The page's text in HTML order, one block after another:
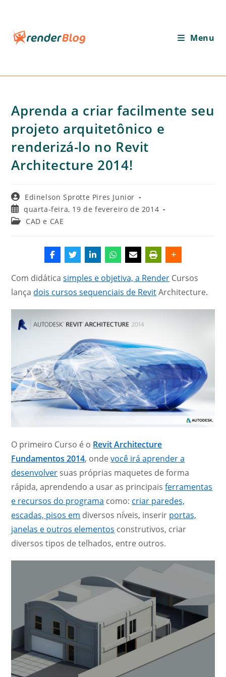
conteúdo
Menu
Aprenda a criar facilmente seu
projeto arquitetônico e
renderizá-lo no Revit
Architecture 2014!
Autor
do
post:
Edinelson Sprotte Pires Junior
Post
publicado:
quarta-feira, 19 de fevereiro de 2014
Categoria
CAD e CAE
Com didáticasimples e objetiva, a Render Cursos
lança dois cursos sequenciais de RevitArchitecture.
O primeiro Curso é o Revit Architecture
Fundamentos 2014, ondevocê irá aprender a
desenvolver suas próprias maquetes de forma
rápida, aprendendo a usar as principaisferramentas
e recursos do programa como: criar paredes,
escadas, pisos em diversos níveis, inserir portas,
janelas e outros elementos construtivos, criar
diversos tipos de telhados, entre outros.